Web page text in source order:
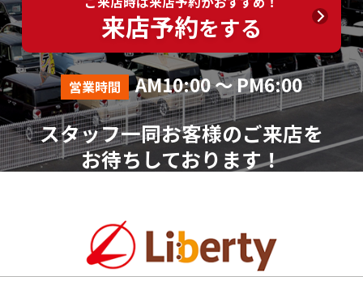
資料請求およびお問合せに対する回答が出来ない場合
がございます。
7．その他
本人が容易に認識できない方法による個人情報の取
得は行っておりません。
個人情報に関する相談窓口
（平日AM10:00～PM18:00 ※土、日、祝、年末年始を
来店予約をする
営業時間 AM10:00 ～ PM6:00
スタッフ一同お客様のご来店を
お待ちしております！